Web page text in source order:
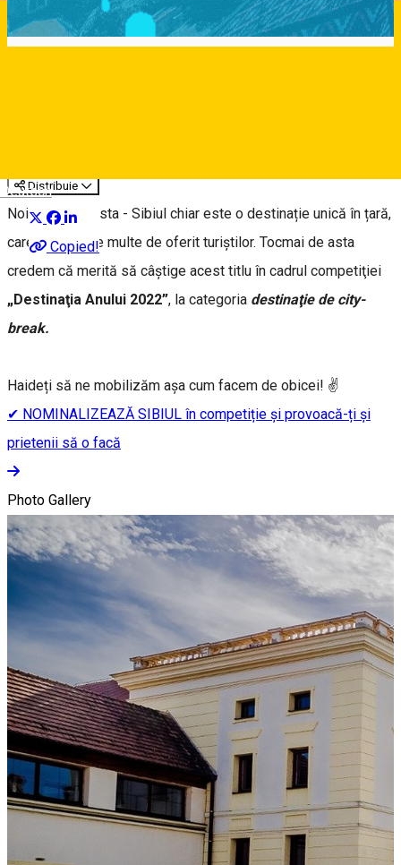
DeutschDistribuie
Copied!
Noi știm deja asta - Sibiul chiar este o destinație unică în țară,
care are atât de multe de oferit turiștilor. Tocmai de asta
credem că merită să câștige acest titlu în cadrul competiţiei
„Destinaţia Anului 2022”, la categoria destinaţie de city-
break.
Haideți să ne mobilizăm așa cum facem de obicei! ✌️
✔ NOMINALIZEAZĂ SIBIUL în competiție și provoacă-ți și
prietenii să o facă
Photo Gallery